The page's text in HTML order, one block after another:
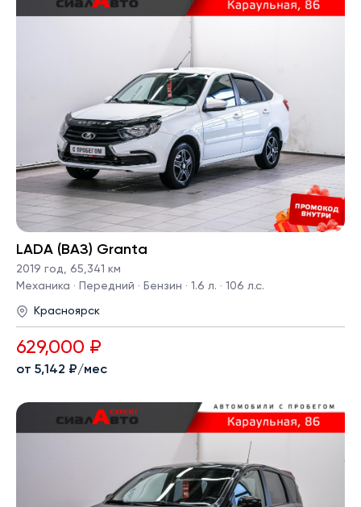
LADA (ВАЗ) Granta
2019 год, 65,341 км
Механика · Передний · Бензин · 1.6 л. · 106 л.с.
Красноярск
629,000 ₽
от 5,142 ₽/мес